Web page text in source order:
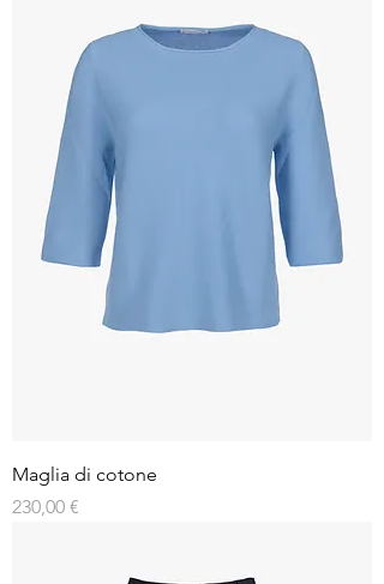
Maglia di cotone
Prezzo
230,00 €